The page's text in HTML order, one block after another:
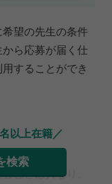
望の先生の条件
ら応募が届く仕
することができ
社とは異なり、
以上在籍／
検索